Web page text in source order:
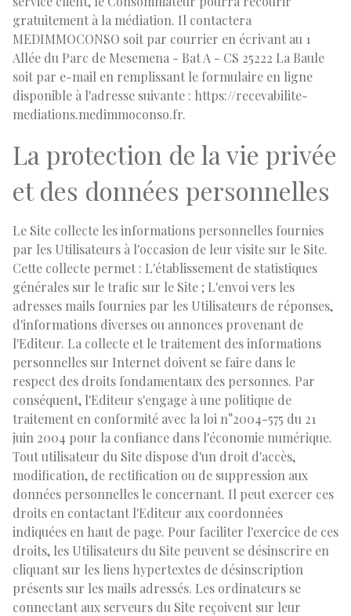
gratuitement à la médiation. Il contactera
MEDIMMOCONSO soit par courrier en écrivant au 1
Allée du Parc de Mesemena - Bat A - CS 25222 La Baule
soit par e-mail en remplissant le formulaire en ligne
disponible à l'adresse suivante : https://recevabilite-
mediations.medimmoconso.fr.
La protection de la vie privée
et des données personnelles
Le Site collecte les informations personnelles fournies
par les Utilisateurs à l'occasion de leur visite sur le Site.
Cette collecte permet : L'établissement de statistiques
générales sur le trafic sur le Site ; L'envoi vers les
adresses mails fournies par les Utilisateurs de réponses,
d'informations diverses ou annonces provenant de
l'Editeur. La collecte et le traitement des informations
personnelles sur Internet doivent se faire dans le
respect des droits fondamentaux des personnes. Par
conséquent, l'Editeur s'engage à une politique de
traitement en conformité avec la loi n°2004-575 du 21
juin 2004 pour la confiance dans l'économie numérique.
Tout utilisateur du Site dispose d'un droit d'accès,
modification, de rectification ou de suppression aux
données personnelles le concernant. Il peut exercer ces
droits en contactant l'Editeur aux coordonnées
indiquées en haut de page. Pour faciliter l'exercice de ces
droits, les Utilisateurs du Site peuvent se désinscrire en
cliquant sur les liens hypertextes de désinscription
présents sur les mails adressés. Les ordinateurs se
connectant aux serveurs du Site reçoivent sur leur